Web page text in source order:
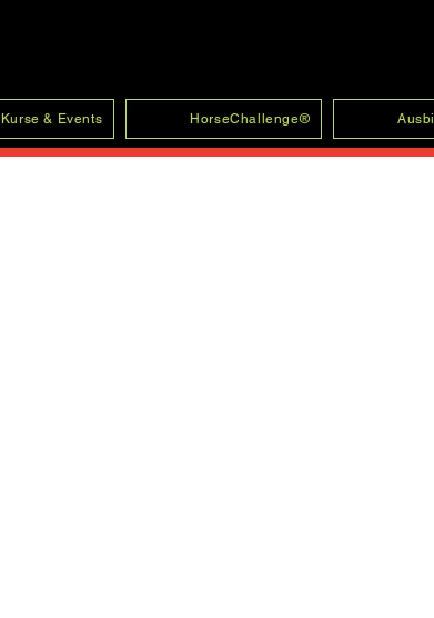
Kurse & Events HorseChallenge®